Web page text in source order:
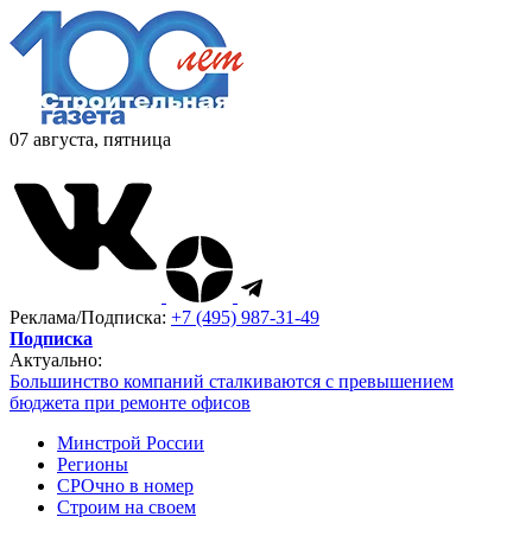
07 августа, пятница
Реклама/Подписка: +7 (495) 987-31-49
Подписка
Актуально:
Большинство компаний сталкиваются с превышением
бюджета при ремонте офисов
Минстрой России
Регионы
СРОчно в номер
Строим на своем